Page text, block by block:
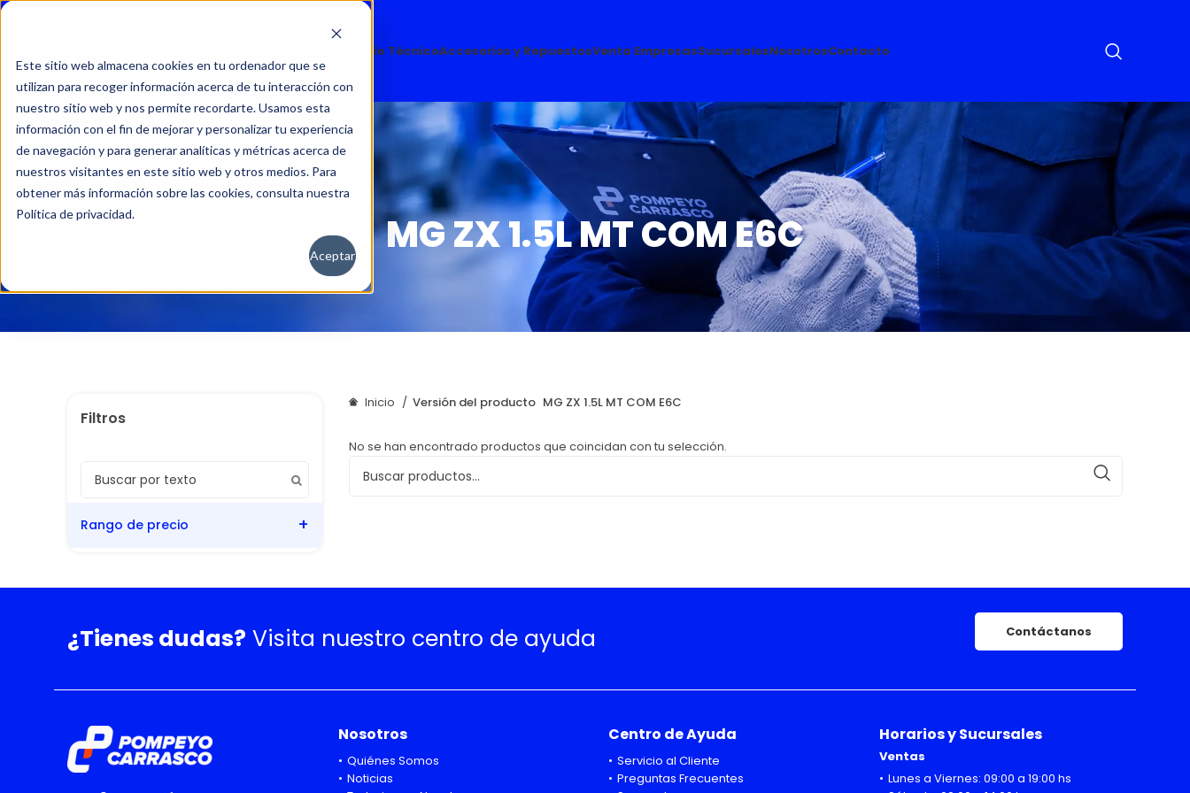
Este sitio web almacena cookies en tu ordenador que se
utilizan para recoger información acerca de tu interacción con
nuestro sitio web y nos permite recordarte. Usamos esta
información con el fin de mejorar y personalizar tu experiencia
de navegación y para generar analíticas y métricas acerca de
nuestros visitantes en este sitio web y otros medios. Para
obtener más información sobre las cookies, consulta nuestra
Política de privacidad.
Aceptar
Servicio TécnicoAccesorios y RepuestosVenta EmpresasSucursalesNosotrosContacto
MG ZX 1.5L MT COM E6C
Rango de precio
Inicio Versión del producto MG ZX 1.5L MT COM E6C
No se han encontrado productos que coincidan con tu selección.
¿Tienes dudas? Visita nuestro centro de ayuda Contáctanos
Nosotros
Quiénes Somos
Noticias
Centro de Ayuda
Servicio al Cliente
Preguntas Frecuentes
Horarios y Sucursales
Ventas
Lunes a Viernes: 09:00 a 19:00 hs